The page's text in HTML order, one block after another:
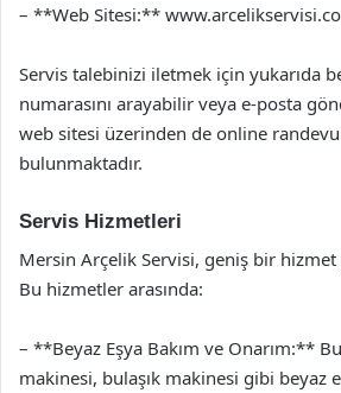
– **Web Sitesi:**
Servis talebinizi iletmek için yukarıda
numarasını arayabilir veya e-posta
web sitesi üzerinden de online
bulunmaktadır.
Servis Hizmetleri
Mersin Arçelik Servisi, geniş bir hizmet
Bu hizmetler arasında:
– **Beyaz Eşya Bakım ve Onarım:**
makinesi, bulaşık makinesi gibi beyaz